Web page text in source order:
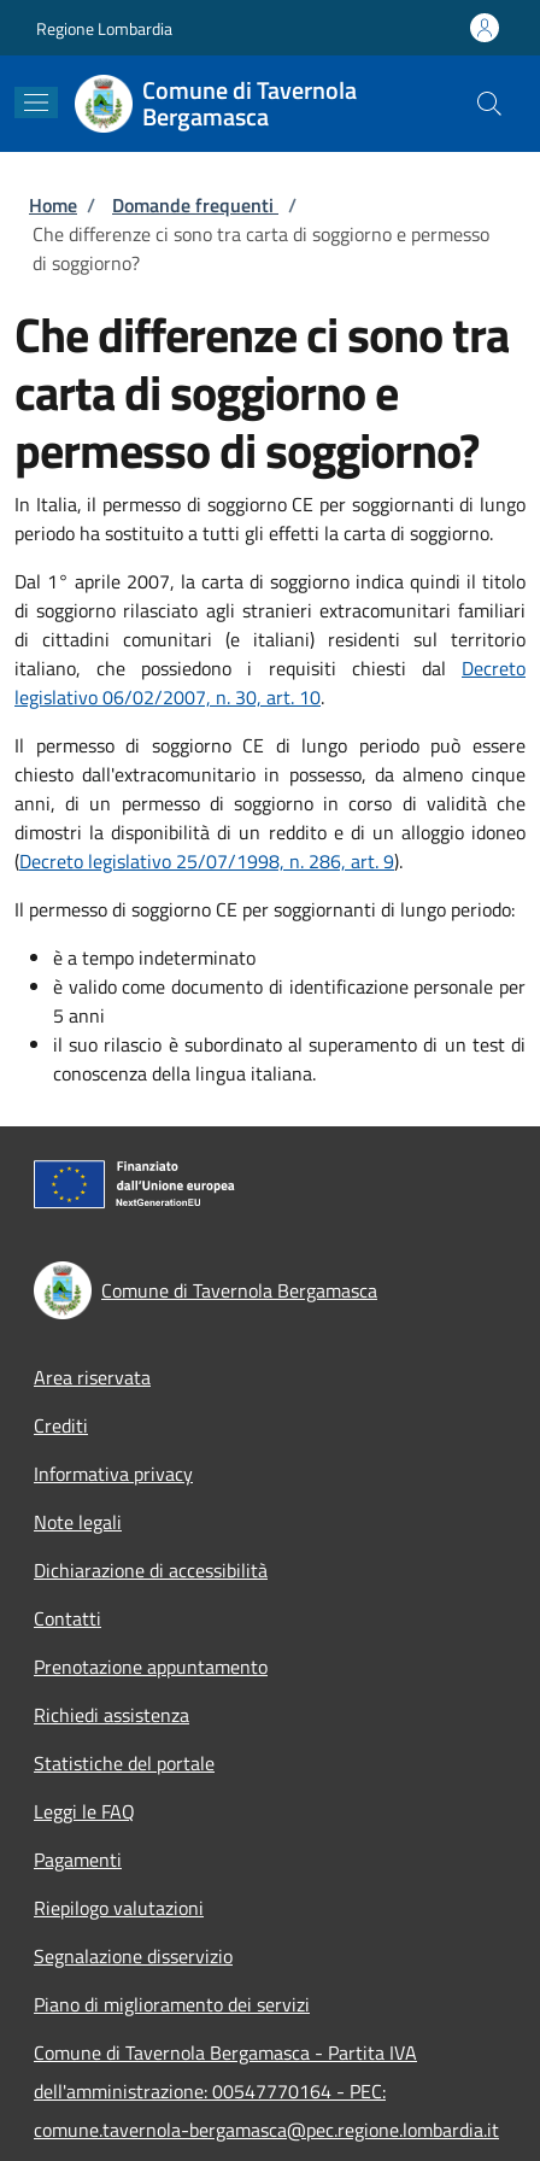
Regione Lombardia
Comune di Tavernola
Bergamasca
Briciole di pane
Home / Domande frequenti /
Che differenze ci sono tra carta di soggiorno e permesso
di soggiorno?
Che differenze ci sono tra
carta di soggiorno e
permesso di soggiorno?
In Italia, il permesso di soggiorno CE per soggiornanti di lungo
periodo ha sostituito a tutti gli effetti la carta di soggiorno.
Dal 1° aprile 2007, la carta di soggiorno indica quindi il titolo
di soggiorno rilasciato agli stranieri extracomunitari familiari
di cittadini comunitari (e italiani) residenti sul territorio
italiano, che possiedono i requisiti chiesti dal Decreto
legislativo 06/02/2007, n. 30, art. 10.
Il permesso di soggiorno CE di lungo periodo può essere
chiesto dall'extracomunitario in possesso, da almeno cinque
anni, di un permesso di soggiorno in corso di validità che
dimostri la disponibilità di un reddito e di un alloggio idoneo
(Decreto legislativo 25/07/1998, n. 286, art. 9).
Il permesso di soggiorno CE per soggiornanti di lungo periodo:
è a tempo indeterminato
è valido come documento di identificazione personale per
5 anni
il suo rilascio è subordinato al superamento di un test di
conoscenza della lingua italiana.
Comune di Tavernola Bergamasca
Footer menu
Area riservata
Crediti
Informativa privacy
Note legali
Dichiarazione di accessibilità
Contatti
Prenotazione appuntamento
Richiedi assistenza
Statistiche del portale
Leggi le FAQ
Pagamenti
Riepilogo valutazioni
Segnalazione disservizio
Piano di miglioramento dei servizi
Comune di Tavernola Bergamasca - Partita IVA
dell'amministrazione: 00547770164 - PEC:
comune.tavernola-bergamasca@pec.regione.lombardia.it